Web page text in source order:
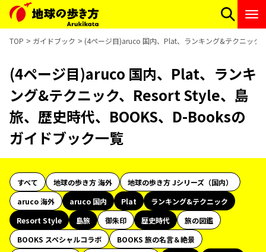
TOP ガイドブック (4ページ目)aruco 国内、Plat、ランキング&テクニック
(4ページ目)aruco 国内、Plat、ランキ
ング&テクニック、Resort Style、島
旅、歴史時代、BOOKS、D-Booksの
ガイドブック一覧
すべて 地球の歩き方 海外
地球の歩き方 Jシリーズ（国内）
aruco 海外
aruco 国内 Plat
ランキング&テクニック
Resort Style
島旅 御朱印 歴史時代
旅の図鑑
BOOKS スペシャルコラボ
BOOKS 旅の名言＆絶景